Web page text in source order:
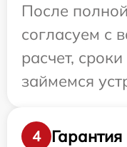
После
согласуем с
расчет,
займемся
4
Гарантия